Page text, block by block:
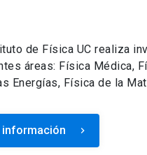
de Física UC realiza
áreas: Física Médica,
Energías, Física de la
información keyboard_arrow_right